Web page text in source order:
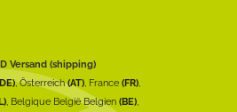
Versand (shipping)
, Österreich(AT), France (FR),
, Belgique België Belgien (BE),